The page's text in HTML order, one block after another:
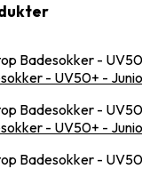
- UV50+ -
- UV50+ -